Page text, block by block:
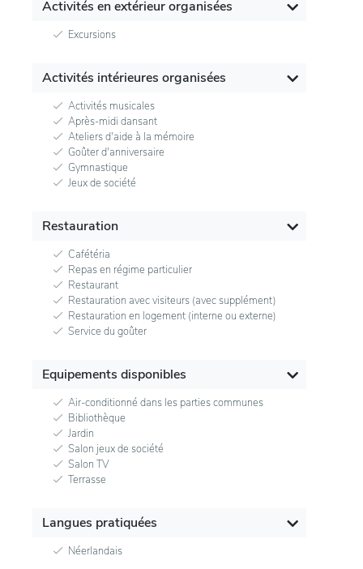
Activités en extérieur organisées
Excursions
Activités intérieures organisées
Activités musicales
Après-midi dansant
Ateliers d'aide à la mémoire
Goûter d'anniversaire
Gymnastique
Jeux de société
Restauration
Cafétéria
Repas en régime particulier
Restaurant
Restauration avec visiteurs (avec supplément)
Restauration en logement (interne ou externe)
Service du goûter
Equipements disponibles
Air-conditionné dans les parties communes
Bibliothèque
Jardin
Salon jeux de société
Salon TV
Terrasse
Langues pratiquées
Néerlandais